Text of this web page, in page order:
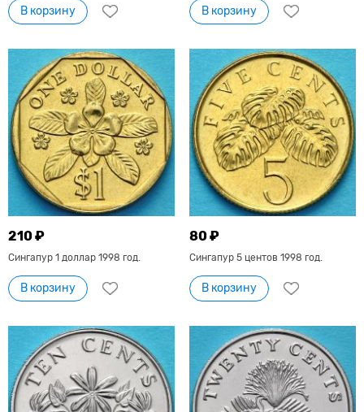
В корзину В корзину
210 ₽
Сингапур 1 доллар 1998 год.
В корзину
80 ₽
Сингапур 5 центов 1998 год.
В корзину